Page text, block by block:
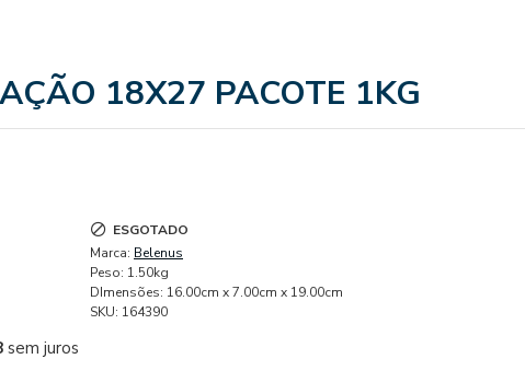
18X27 PACOTE 1KG
sem juros
ESGOTADO
Marca: Belenus
Peso: 1.50kg
DImensões: 16.00cm x 7.00cm x 19.00cm
SKU: 164390